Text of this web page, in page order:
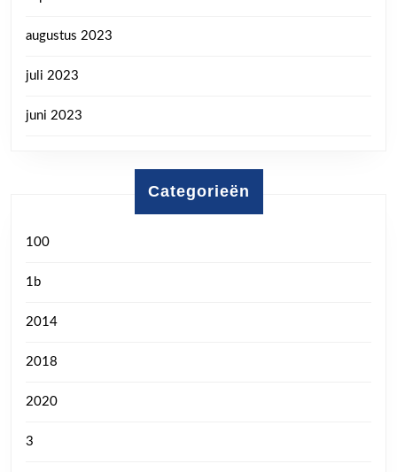
augustus 2023
juli 2023
juni 2023
Categorieën
100
1b
2014
2018
2020
3